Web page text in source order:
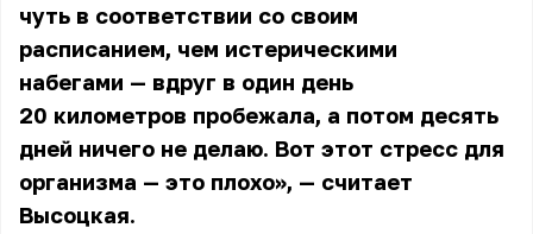
чуть в соответствии со своим
расписанием, чем истерическими
набегами — вдруг в один день
20 километров пробежала, а потом десять
дней ничего не делаю. Вот этот стресс для
организма — это плохо», — считает
Высоцкая.